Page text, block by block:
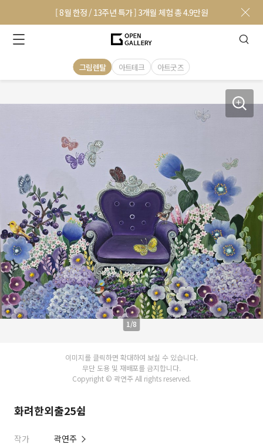
[ 8월 한정 / 13주년 특가 ] 3개월 체험 총 4.9만원
그림렌탈 아트테크 아트굿즈
1/8
이미지를 클릭하면 확대하여 보실 수 있습니다.
무단 도용 및 재배포를 금지합니다.
Copyright © 곽연주 All rights reserved.
화려한외출25쉼
작가
곽연주